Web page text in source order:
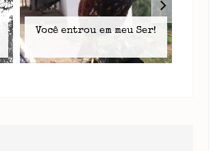
Você entrou em meu Ser!